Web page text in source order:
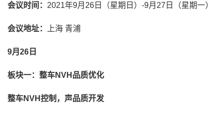
会议时间： 2021年9月26日（星期日）-9月27日（星期一）
会议地址： 上海 青浦
9月26日
板块一：整车NVH品质优化
整车NVH控制，声品质开发